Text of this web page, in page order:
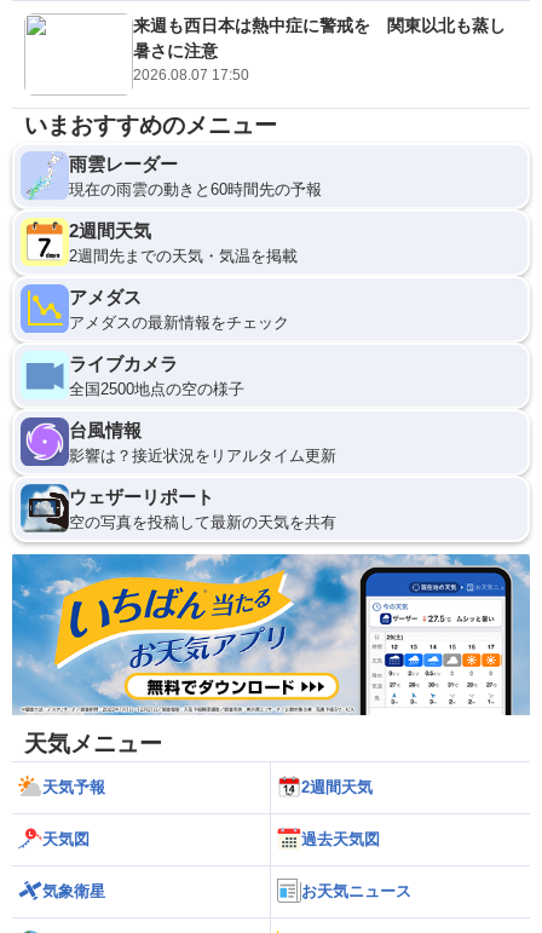
来週も西日本は熱中症に警戒を 関東以北も蒸し
暑さに注意
2026.08.07 17:50
いまおすすめのメニュー
雨雲レーダー
現在の雨雲の動きと60時間先の予報
2週間天気
2週間先までの天気・気温を掲載
アメダス
アメダスの最新情報をチェック
ライブカメラ
全国2500地点の空の様子
台風情報
影響は？接近状況をリアルタイム更新
ウェザーリポート
空の写真を投稿して最新の天気を共有
天気メニュー
天気予報 2週間天気
天気図 過去天気図
気象衛星 お天気ニュース